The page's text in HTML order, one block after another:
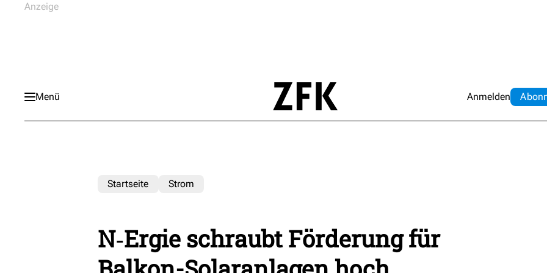
Menü Anmelden Abo
Startseite Strom
N‑Ergie schraubt Förderung für